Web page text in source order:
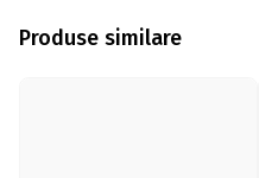
Produse similare